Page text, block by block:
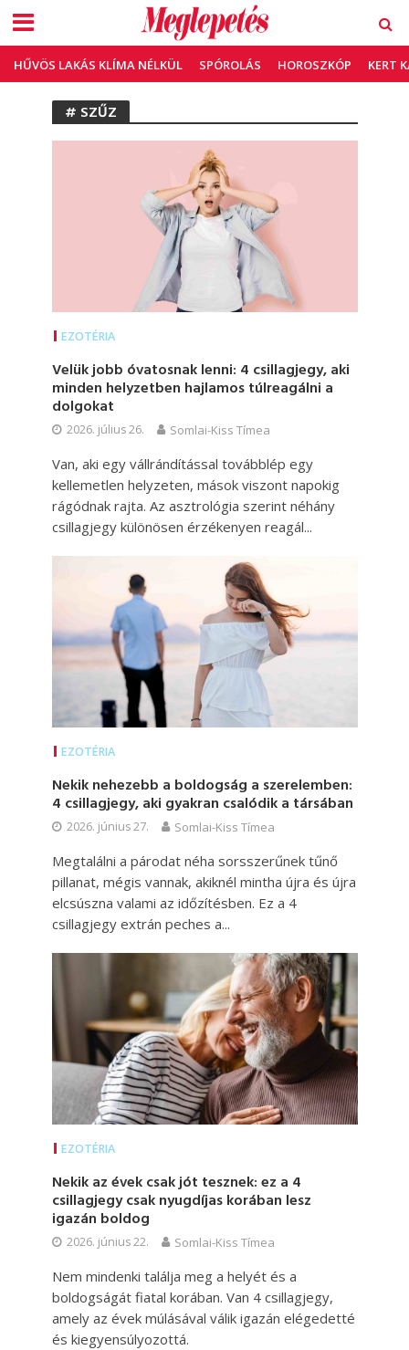
HŰVÖS LAKÁS KLÍMA NÉLKÜL SPÓROLÁS HOROSZKÓP KERT
# SZŰZ
EZOTÉRIA
Velük jobb óvatosnak lenni: 4 csillagjegy, aki
minden helyzetben hajlamos túlreagálni a
dolgokat
2026. július 26. Somlai-Kiss Tímea
Van, aki egy vállrándítással továbblép egy
kellemetlen helyzeten, mások viszont napokig
rágódnak rajta. Az asztrológia szerint néhány
csillagjegy különösen érzékenyen reagál...
EZOTÉRIA
Nekik nehezebb a boldogság a szerelemben:
4 csillagjegy, aki gyakran csalódik a társában
2026. június 27. Somlai-Kiss Tímea
Megtalálni a párodat néha sorsszerűnek tűnő
pillanat, mégis vannak, akiknél mintha újra és újra
elcsúszna valami az időzítésben. Ez a 4
csillagjegy extrán peches a...
EZOTÉRIA
Nekik az évek csak jót tesznek: ez a 4
csillagjegy csak nyugdíjas korában lesz
igazán boldog
2026. június 22. Somlai-Kiss Tímea
Nem mindenki találja meg a helyét és a
boldogságát fiatal korában. Van 4 csillagjegy,
amely az évek múlásával válik igazán elégedetté
és kiegyensúlyozottá.